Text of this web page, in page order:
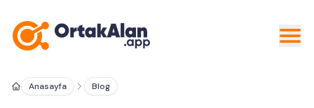
Anasayfa Blog